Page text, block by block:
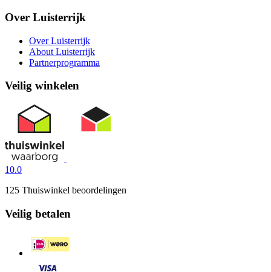
Over Luisterrijk
Over Luisterrijk
About Luisterrijk
Partnerprogramma
Veilig winkelen
10.0
125 Thuiswinkel beoordelingen
Veilig betalen